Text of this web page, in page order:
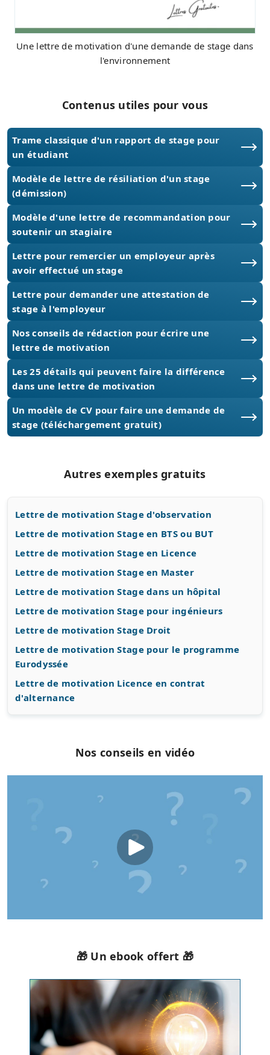
Une lettre de motivation d'une demande de stage dans
l'environnement
Contenus utiles pour vous
Trame classique d'un rapport de stage pour
un étudiant
Modèle de lettre de résiliation d'un stage
(démission)
Modèle d'une lettre de recommandation pour
soutenir un stagiaire
Lettre pour remercier un employeur après
avoir effectué un stage
Lettre pour demander une attestation de
stage à l'employeur
Nos conseils de rédaction pour écrire une
lettre de motivation
Les 25 détails qui peuvent faire la différence
dans une lettre de motivation
Un modèle de CV pour faire une demande de
stage (téléchargement gratuit)
Autres exemples gratuits
Lettre de motivation Stage d'observation
Lettre de motivation Stage en BTS ou BUT
Lettre de motivation Stage en Licence
Lettre de motivation Stage en Master
Lettre de motivation Stage dans un hôpital
Lettre de motivation Stage pour ingénieurs
Lettre de motivation Stage Droit
Lettre de motivation Stage pour le programme
Eurodyssée
Lettre de motivation Licence en contrat
d'alternance
Nos conseils en vidéo
🎁 Un ebook offert 🎁